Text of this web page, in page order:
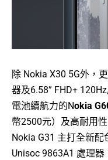
除 Nokia X30 5G外，
器及6.58” FHD+
電池續航力的Nokia
幣2500元）及高耐用
Nokia G31 主打全新
Unisoc 9863A1 處理